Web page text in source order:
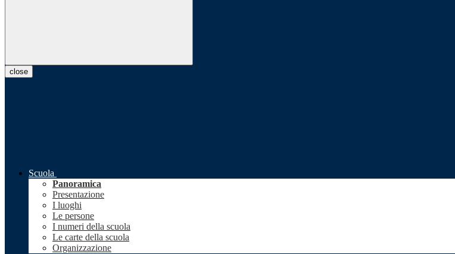
close
Scuola
Panoramica
Presentazione
I luoghi
Le persone
I numeri della scuola
Le carte della scuola
Organizzazione